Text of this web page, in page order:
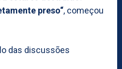
preso“, começou
das discussões